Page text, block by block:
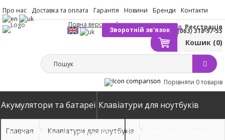
Про нас Доставка та оплата Гарантія Новини Бренди Контакти
(063) 318-97-55
Зворотній зв'язокВхід Реєстрація
Кошик (0)
Повна версія сайту
Порівняти 0 товарів
Акумулятори та батареї Клавіатури для ноутбуків
Блоки живлення для ноутбуків Вентилятори (Кулери)
Главная Клавіатури для ноутбуків